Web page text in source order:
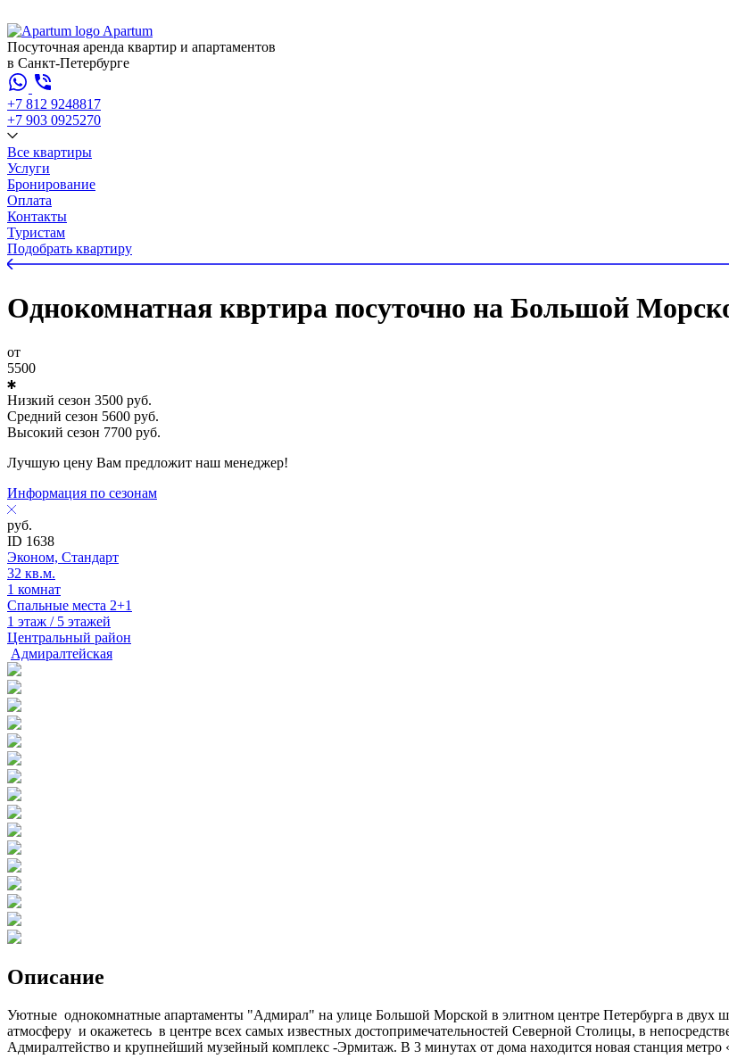
Apartum
Посуточная аренда квартир и апартаментов
в Санкт-Петербурге
+7 812 9248817
+7 903 0925270
Все квартиры
Услуги
Бронирование
Оплата
Контакты
Туристам
Подобрать квартиру
Однокомнатная квртира посуточно на Большой
от
5500
Низкий сезон 3500 руб.
Средний сезон 5600 руб.
Высокий сезон 7700 руб.
Лучшую цену Вам предложит наш менеджер!
Информация по сезонам
руб.
ID 1638
Эконом, Стандарт
32 кв.м.
1 комнат
Спальные места 2+1
1 этаж / 5 этажей
Центральный район
Адмиралтейская
Описание
Уютные однокомнатные апартаменты "Адмирал" на улице Большой Морской в элитном центре Петербурга в двух
атмосферу и окажетесь в центре всех самых известных достопримечательностей Северной Столицы, в
Адмиралтейство и крупнейший музейный комплекс -Эрмитаж. В 3 минутах от дома находится новая станция метро